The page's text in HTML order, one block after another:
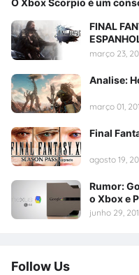
O Xbox Scorpio é um
FINAL
março 23,
Analise:
março 01,
Final
agosto 19,
Rumor:
o Xbox e
junho 29,
Follow Us